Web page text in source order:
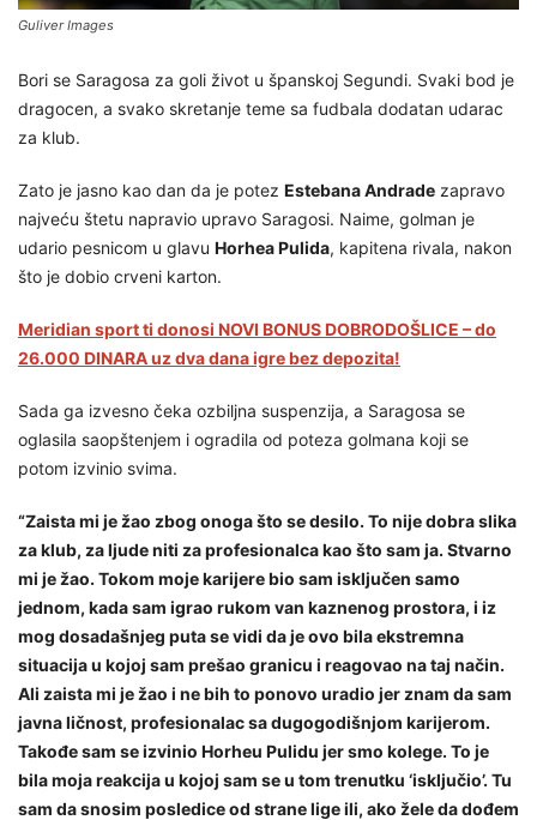
Guliver Images
Bori se Saragosa za goli život u španskoj Segundi. Svaki bod je
dragocen, a svako skretanje teme sa fudbala dodatan udarac
za klub.
Zato je jasno kao dan da je potez Estebana Andrade zapravo
najveću štetu napravio upravo Saragosi. Naime, golman je
udario pesnicom u glavu Horhea Pulida, kapitena rivala, nakon
što je dobio crveni karton.
Meridian sport ti donosi NOVI BONUS DOBRODOŠLICE – do
26.000 DINARA uz dva dana igre bez depozita!
Sada ga izvesno čeka ozbiljna suspenzija, a Saragosa se
oglasila saopštenjem i ogradila od poteza golmana koji se
potom izvinio svima.
“Zaista mi je žao zbog onoga što se desilo. To nije dobra slika
za klub, za ljude niti za profesionalca kao što sam ja. Stvarno
mi je žao. Tokom moje karijere bio sam isključen samo
jednom, kada sam igrao rukom van kaznenog prostora, i iz
mog dosadašnjeg puta se vidi da je ovo bila ekstremna
situacija u kojoj sam prešao granicu i reagovao na taj način.
Ali zaista mi je žao i ne bih to ponovo uradio jer znam da sam
javna ličnost, profesionalac sa dugogodišnjom karijerom.
Takođe sam se izvinio Horheu Pulidu jer smo kolege. To je
bila moja reakcija u kojoj sam se u tom trenutku ‘isključio’. Tu
sam da snosim posledice od strane lige ili, ako žele da dođem